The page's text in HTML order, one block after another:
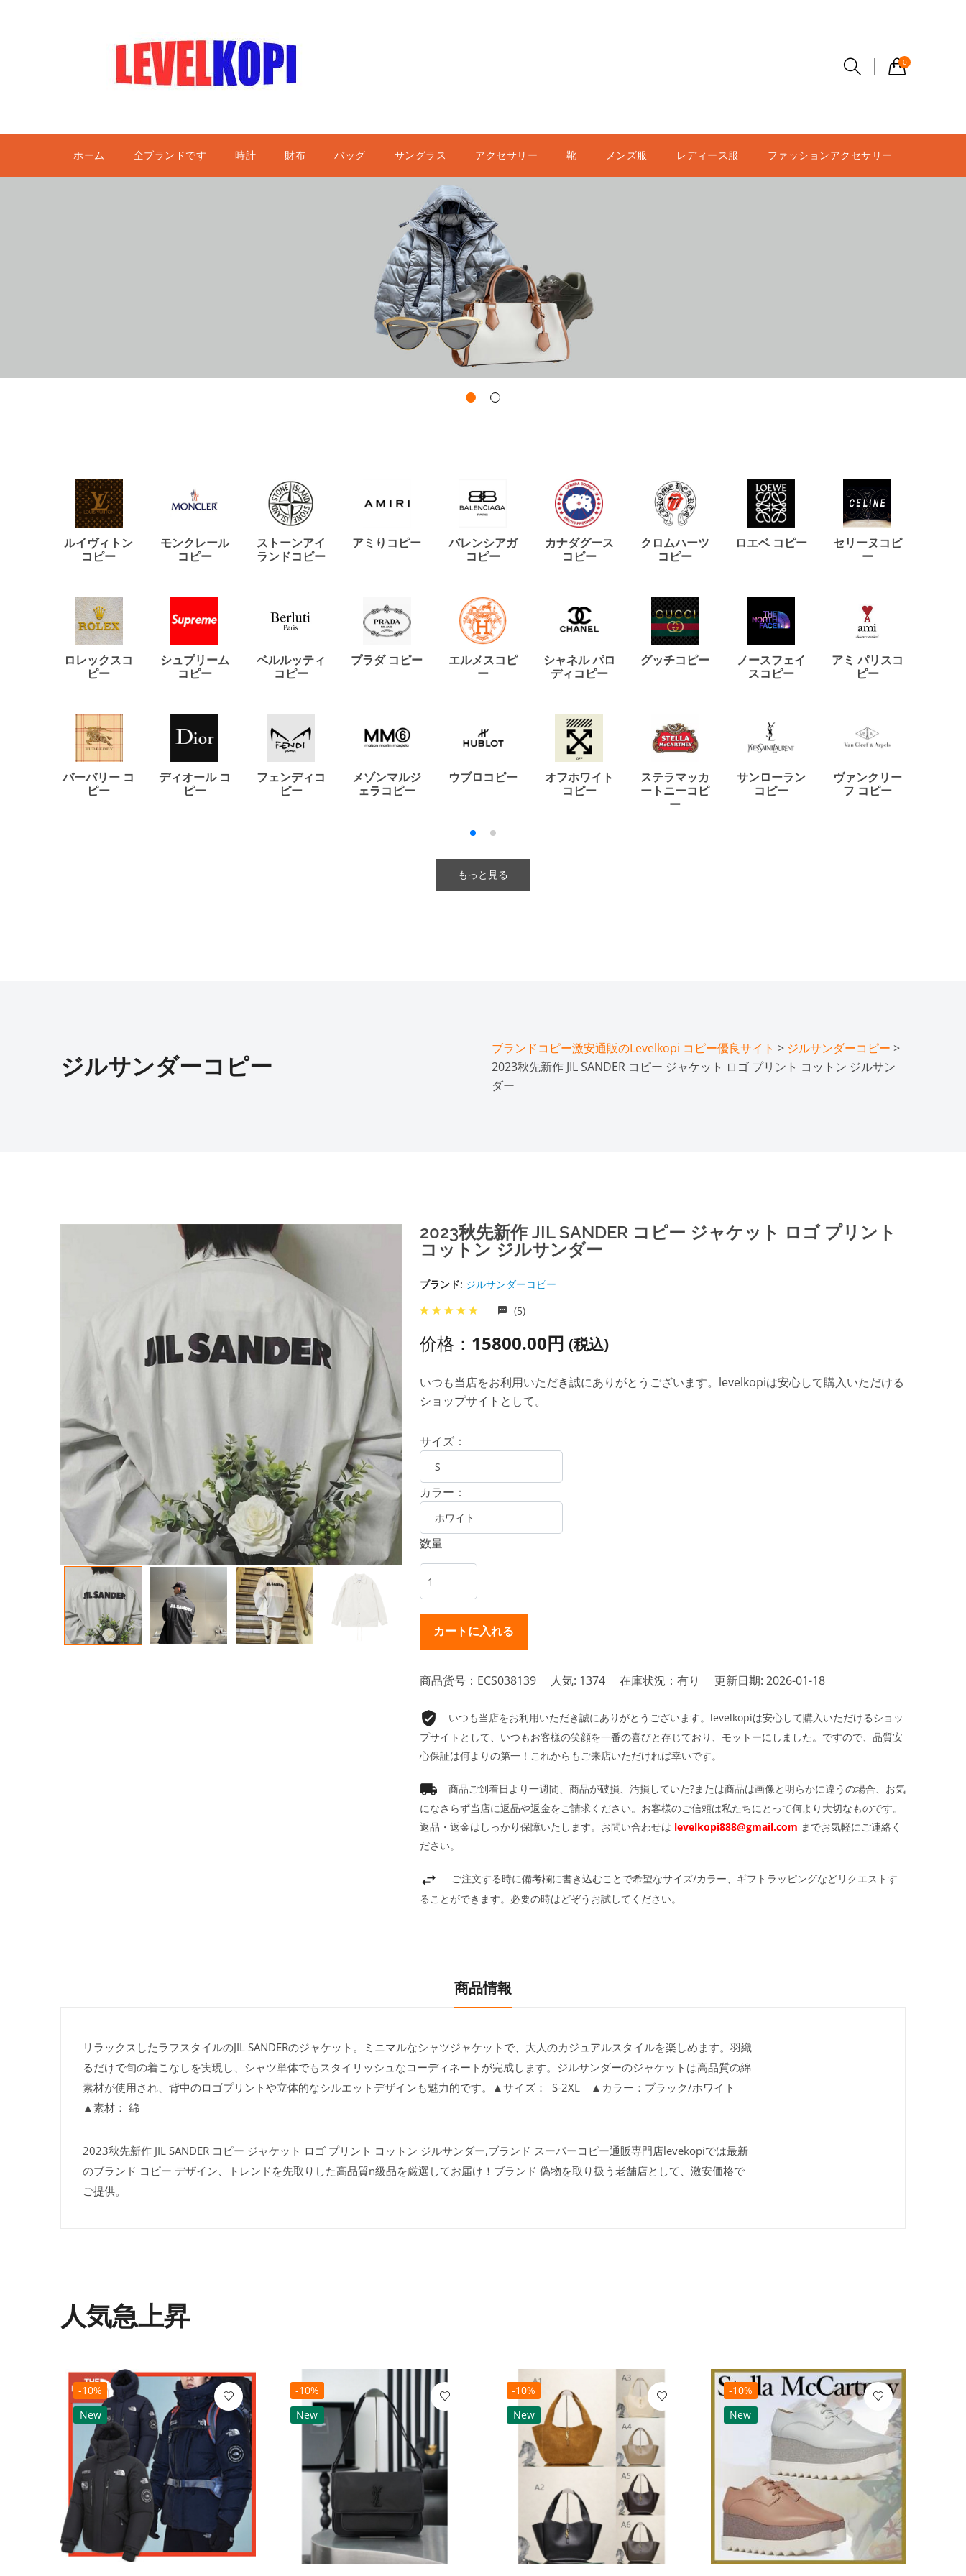
0
ホーム 全ブランドです 時計 財布 バッグ サングラス アクセサリー 靴 メンズ服 レディース服 ファッションアクセサリー
ルイヴィトン
コピー
モンクレール
コピー
ストーンアイ
ランドコピー
アミりコピー
バレンシアガ
コピー
カナダグース
コピー
クロムハーツ
コピー
ロエベ コピー
セリーヌコピ
ー
ロレックスコ
ピー
シュプリーム
コピー
ベルルッティ
コピー
プラダ コピー
エルメスコピ
ー
シャネル パロ
ディコピー
グッチコピー
ノースフェイ
スコピー
アミ パリスコ
ピー
バーバリー コ
ピー
ディオール コ
ピー
フェンディコ
ピー
メゾンマルジ
ェラコピー
ウブロコピー
オフホワイト
コピー
ステラマッカ
ートニーコピ
ー
サンローラン
コピー
ヴァンクリー
フ コピー
もっと見る
ジルサンダーコピー
ブランドコピー激安通販のLevelkopi コピー優良サイト > ジルサンダーコピー >
2023秋先新作 JIL SANDER コピー ジャケット ロゴ プリント コットン ジルサン
ダー
2023秋先新作 JIL SANDER コピー ジャケット ロゴ プリント
コットン ジルサンダー
ブランド: ジルサンダーコピー
(5)
价格： 15800.00円 (税込)
いつも当店をお利用いただき誠にありがとうございます。levelkopiは安心して購入いただける
ショップサイトとして。
サイズ：
カラー：
数量
商品货号：ECS038139 人気: 1374 在庫状況：有り 更新日期: 2026-01-18
いつも当店をお利用いただき誠にありがとうございます。levelkopiは安心して購入いただけるショッ
プサイトとして、いつもお客様の笑顔を一番の喜びと存じており、モットーにしました。ですので、品質安
心保証は何よりの第一！これからもご来店いただければ幸いです。
商品ご到着日より一週間、商品が破損、汚損していた?または商品は画像と明らかに違うの場合、お気
になさらず当店に返品や返金をご請求ください。お客様のご信頼は私たちにとって何より大切なものです。
返品・返金はしっかり保障いたします。お問い合わせは levelkopi888@gmail.com までお気軽にご連絡く
ださい。
ご注文する時に備考欄に書き込むことで希望なサイズ/カラー、ギフトラッピングなどリクエストす
ることができます。必要の時はどぞうお試してください。
商品情報
リラックスしたラフスタイルのJIL SANDERのジャケット。ミニマルなシャツジャケットで、大人のカジュアルスタイルを楽しめます。羽織
るだけで旬の着こなしを実現し、シャツ単体でもスタイリッシュなコーディネートが完成します。ジルサンダーのジャケットは高品質の綿
素材が使用され、背中のロゴプリントや立体的なシルエットデザインも魅力的です。▲サイズ： S-2XL ▲カラー：ブラック/ホワイト
▲素材： 綿
2023秋先新作 JIL SANDER コピー ジャケット ロゴ プリント コットン ジルサンダー,ブランド スーパーコピー通販専門店levekopiでは最新
のブランド コピー デザイン、トレンドを先取りした高品質n級品を厳選してお届け！ブランド 偽物を取り扱う老舗店として、激安価格で
ご提供。
人気急上昇
-10%
New
-10%
New
-10%
New
-10%
New